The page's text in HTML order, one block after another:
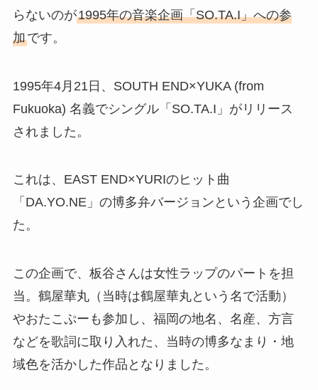
らないのが1995年の音楽企画「SO.TA.I」への参
加です。
1995年4月21日、SOUTH END×YUKA (from
Fukuoka) 名義でシングル「SO.TA.I」がリリース
されました。
これは、EAST END×YURIのヒット曲
「DA.YO.NE」の博多弁バージョンという企画でし
た。
この企画で、板谷さんは女性ラップのパートを担
当。鶴屋華丸（当時は鶴屋華丸という名で活動）
やおたこぷーも参加し、福岡の地名、名産、方言
などを歌詞に取り入れた、当時の博多なまり・地
域色を活かした作品となりました。